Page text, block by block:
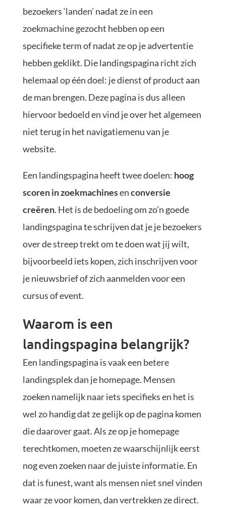
bezoekers ‘landen’ nadat ze in een
zoekmachine gezocht hebben op een
specifieke term of nadat ze op je advertentie
hebben geklikt. Die landingspagina richt zich
helemaal op één doel: je dienst of product aan
de man brengen. Deze pagina is dus alleen
hiervoor bedoeld en vind je over het algemeen
niet terug in het navigatiemenu van je
website.
Een landingspagina heeft twee doelen: hoog
scoren in zoekmachinesenconversie
creëren. Het is de bedoeling om zo’n goede
landingspagina te schrijven dat je je bezoekers
over de streep trekt om te doen wat jij wilt,
bijvoorbeeld iets kopen, zich inschrijven voor
je nieuwsbrief of zich aanmelden voor een
cursus of event.
Waarom is een
landingspagina belangrijk?
Een landingspagina is vaak een betere
landingsplek dan je homepage. Mensen
zoeken namelijk naar iets specifieks en het is
wel zo handig dat ze gelijk op de pagina komen
die daarover gaat. Als ze op je homepage
terechtkomen, moeten ze waarschijnlijk eerst
nog even zoeken naar de juiste informatie. En
dat is funest, want als mensen niet snel vinden
waar ze voor komen, dan vertrekken ze direct.